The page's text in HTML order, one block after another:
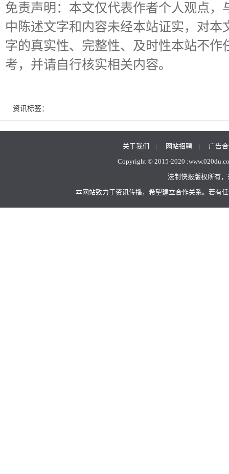
免责声明：本文仅代表作者个人观点
中陈述文字和内容未经本站证实，对
字的真实性、完整性、及时性本站不
考，并请自行核实相关内容。
资讯标签：
关于我们 | 网站招聘| 广告
Copyright © 2015-2020 :
法制快报版权所有
本网站致力于资讯传播，希望建立合作关系。若有